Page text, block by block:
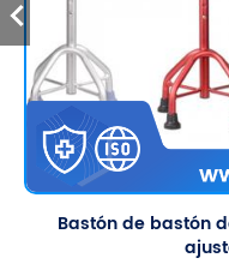
Bastón de bastón